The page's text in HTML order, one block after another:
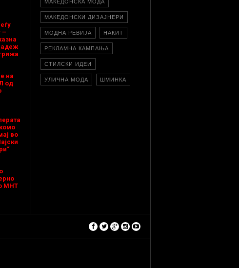
–
на
од
во
МНТ
МАКЕДОНСКА МОДА
МАКЕДОНСКИ ДИЗАЈНЕРИ
МОДНА РЕВИЈА НАКИТ
РЕКЛАМНА КАМПАЊА
СТИЛСКИ ИДЕИ
УЛИЧНА МОДА ШМИНКА